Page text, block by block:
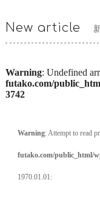
New article
Warning: Undefined
futako.com/
3742
Warning: Attempt to read
futako.com/public_html/
1970.01.01: